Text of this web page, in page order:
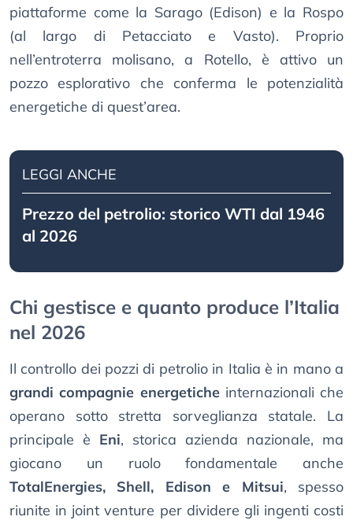
piattaforme come la Sarago (Edison) e la Rospo
(al largo di Petacciato e Vasto). Proprio
nell’entroterra molisano, a Rotello, è attivo un
pozzo esplorativo che conferma le potenzialità
energetiche di quest’area.
LEGGI ANCHE
Prezzo del petrolio: storico WTI dal 1946
al 2026
Chi gestisce e quanto produce l’Italia
nel 2026
Il controllo dei pozzi di petrolio in Italia è in mano a
grandi compagnie energeticheinternazionali che
operano sotto stretta sorveglianza statale. La
principale è Eni, storica azienda nazionale, ma
giocano un ruolo fondamentale anche
TotalEnergies, Shell, Edison e Mitsui, spesso
riunite in joint venture per dividere gli ingenti costi